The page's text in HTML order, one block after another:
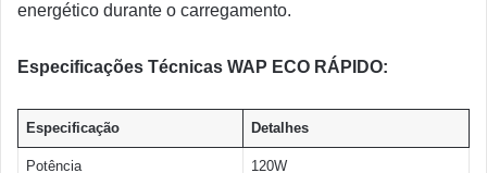
energético durante o carregamento.
Especificações Técnicas WAP ECO RÁPIDO:
Especificação Detalhes
Potência 120W